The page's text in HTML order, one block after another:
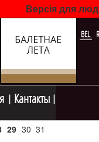
Версія для
BEL
Кантакты
29 30 31